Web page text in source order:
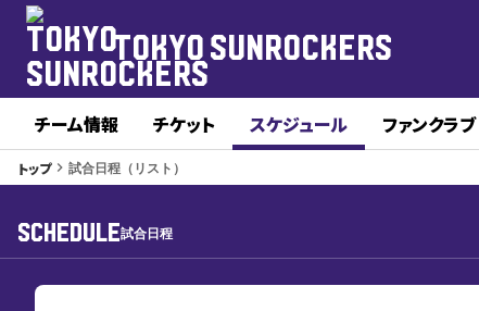
TOKYO SUNROCKERS
チーム情報 チケット スケジュール ファンクラブ
トップkeyboard_arrow_right 試合日程（リスト）
SCHEDULE試合日程